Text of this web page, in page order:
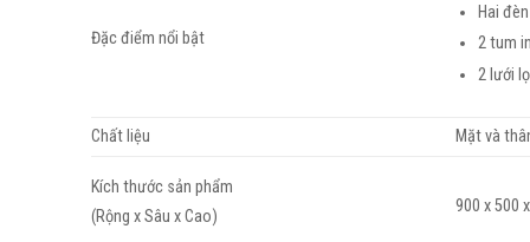
Đặc điểm nổi bật
Hai
2 tum
2 lưới
Chất liệu Mặt và
Kích thước sản phẩm
(Rộng x Sâu x Cao)
900 x 500